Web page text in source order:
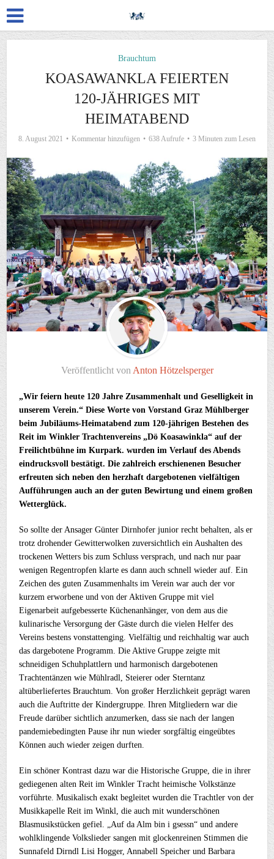
Brauchtum
KOASAWANKLA FEIERTEN
120-JÄHRIGES MIT
HEIMATABEND
8. August 2021 Kommentar hinzufügen 638 Aufrufe 3 Minuten zum Lesen
Veröffentlicht von Anton Hötzelsperger
„Wir feiern heute 120 Jahre Zusammenhalt und Geselligkeit in
unserem Verein.“ Diese Worte von Vorstand Graz Mühlberger
beim Jubiläums-Heimatabend zum 120-jährigen Bestehen des
Reit im Winkler Trachtenvereins „Dö Koasawinkla“ auf der
Freilichtbühne im Kurpark. wurden im Verlauf des Abends
eindrucksvoll bestätigt. Die zahlreich erschienenen Besucher
erfreuten sich neben den herzhaft dargebotenen vielfältigen
Aufführungen auch an der guten Bewirtung und einem großen
Wetterglück.
So sollte der Ansager Günter Dirnhofer junior recht behalten, als er
trotz drohender Gewitterwolken zuversichtlich ein Aushalten des
trockenen Wetters bis zum Schluss versprach, und nach nur paar
wenigen Regentropfen klarte es dann auch schnell wieder auf. Ein
Zeichen des guten Zusammenhalts im Verein war auch der vor
kurzem erworbene und von der Aktiven Gruppe mit viel
Eigenarbeit aufgebesserte Küchenanhänger, von dem aus die
kulinarische Versorgung der Gäste durch die vielen Helfer des
Vereins bestens vonstattenging. Vielfältig und reichhaltig war auch
das dargebotene Programm. Die Aktive Gruppe zeigte mit
schneidigen Schuhplattlern und harmonisch dargebotenen
Trachtentänzen wie Mühlradl, Steierer oder Sterntanz
altüberliefertes Brauchtum. Von großer Herzlichkeit geprägt waren
auch die Auftritte der Kindergruppe. Ihren Mitgliedern war die
Freude darüber sichtlich anzumerken, dass sie nach der langen
pandemiebedingten Pause ihr nun wieder sorgfältig eingeübtes
Können auch wieder zeigen durften.
Ein schöner Kontrast dazu war die Historische Gruppe, die in ihrer
gediegenen alten Reit im Winkler Tracht heimische Volkstänze
vorführte. Musikalisch exakt begleitet wurden die Trachtler von der
Musikkapelle Reit im Winkl, die auch mit wunderschönen
Blasmusikstücken gefiel. „Auf da Alm bin i gsessn“ und andere
wohlklingende Volkslieder sangen mit glockenreinen Stimmen die
Sunnafeld Dirndl Lisi Hogger, Annabell Speicher und Barbara